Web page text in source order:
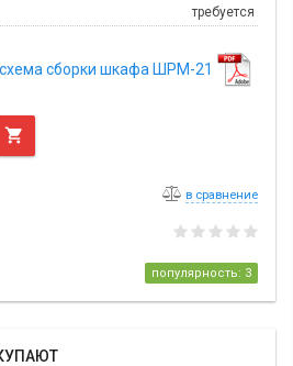
требуется
схема сборки шкафа ШРМ-21

в сравнение
популярность: 3